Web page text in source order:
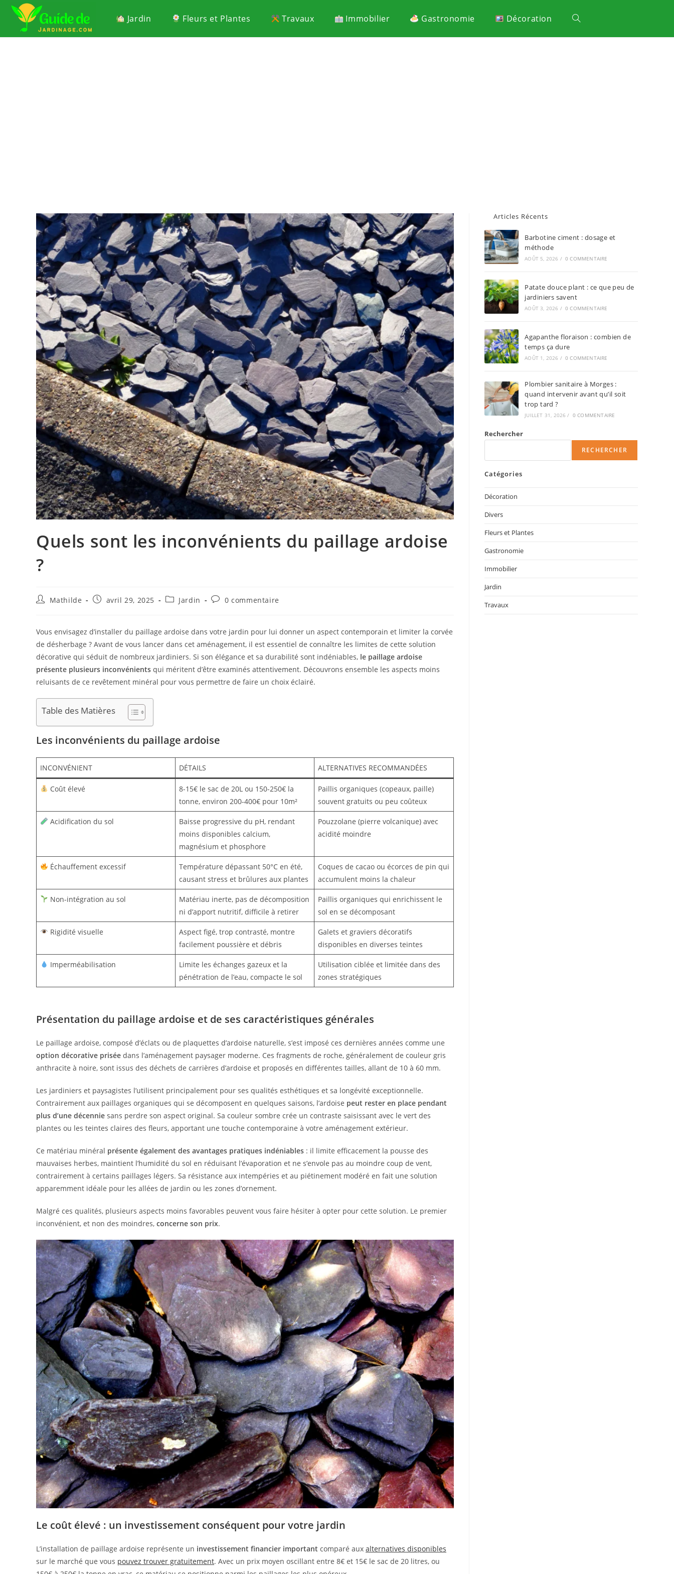
Jardin Fleurs et Plantes Travaux Immobilier Gastronomie Décoration
Quels sont les inconvénients du paillage ardoise
?
Mathilde avril 29, 2025 Jardin 0 commentaire
Vous envisagez d’installer du paillage ardoise dans votre jardin pour lui donner un aspect contemporain et limiter la corvée
de désherbage ? Avant de vous lancer dans cet aménagement, il est essentiel de connaître les limites de cette solution
décorative qui séduit de nombreux jardiniers. Si son élégance et sa durabilité sont indéniables, le paillage ardoise
présente plusieurs inconvénients qui méritent d’être examinés attentivement. Découvrons ensemble les aspects moins
reluisants de ce revêtement minéral pour vous permettre de faire un choix éclairé.
Table des Matières
Les inconvénients du paillage ardoise
INCONVÉNIENT DÉTAILS ALTERNATIVES RECOMMANDÉES
Coût élevé
8-15€ le sac de 20L ou 150-250€ la
tonne, environ 200-400€ pour 10m²
Paillis organiques (copeaux, paille)
souvent gratuits ou peu coûteux
Acidification du sol
Baisse progressive du pH, rendant
moins disponibles calcium,
magnésium et phosphore
Pouzzolane (pierre volcanique) avec
acidité moindre
Échauffement excessif
Température dépassant 50°C en été,
causant stress et brûlures aux plantes
Coques de cacao ou écorces de pin qui
accumulent moins la chaleur
Non-intégration au sol
Matériau inerte, pas de décomposition
ni d’apport nutritif, difficile à retirer
Paillis organiques qui enrichissent le
sol en se décomposant
Rigidité visuelle
Aspect figé, trop contrasté, montre
facilement poussière et débris
Galets et graviers décoratifs
disponibles en diverses teintes
Imperméabilisation
Limite les échanges gazeux et la
pénétration de l’eau, compacte le sol
Utilisation ciblée et limitée dans des
zones stratégiques
Présentation du paillage ardoise et de ses caractéristiques générales
Le paillage ardoise, composé d’éclats ou de plaquettes d’ardoise naturelle, s’est imposé ces dernières années comme une
option décorative prisée dans l’aménagement paysager moderne. Ces fragments de roche, généralement de couleur gris
anthracite à noire, sont issus des déchets de carrières d’ardoise et proposés en différentes tailles, allant de 10 à 60 mm.
Les jardiniers et paysagistes l’utilisent principalement pour ses qualités esthétiques et sa longévité exceptionnelle.
Contrairement aux paillages organiques qui se décomposent en quelques saisons, l’ardoise peut rester en place pendant
plus d’une décennie sans perdre son aspect original. Sa couleur sombre crée un contraste saisissant avec le vert des
plantes ou les teintes claires des fleurs, apportant une touche contemporaine à votre aménagement extérieur.
Ce matériau minéral présente également des avantages pratiques indéniables : il limite efficacement la pousse des
mauvaises herbes, maintient l’humidité du sol en réduisant l’évaporation et ne s’envole pas au moindre coup de vent,
contrairement à certains paillages légers. Sa résistance aux intempéries et au piétinement modéré en fait une solution
apparemment idéale pour les allées de jardin ou les zones d’ornement.
Malgré ces qualités, plusieurs aspects moins favorables peuvent vous faire hésiter à opter pour cette solution. Le premier
inconvénient, et non des moindres, concerne son prix.
Le coût élevé : un investissement conséquent pour votre jardin
L’installation de paillage ardoise représente un investissement financier important comparé aux alternatives disponibles
sur le marché que vous pouvez trouver gratuitement. Avec un prix moyen oscillant entre 8€ et 15€ le sac de 20 litres, ou
Articles Récents
Barbotine ciment : dosage et
méthode
AOÛT 5, 2026 / 0 COMMENTAIRE
Patate douce plant : ce que peu de
jardiniers savent
AOÛT 3, 2026 / 0 COMMENTAIRE
Agapanthe floraison : combien de
temps ça dure
AOÛT 1, 2026 / 0 COMMENTAIRE
Plombier sanitaire à Morges :
quand intervenir avant qu’il soit
trop tard ?
JUILLET 31, 2026 / 0 COMMENTAIRE
Rechercher
RECHERCHER
Catégories
Décoration
Divers
Fleurs et Plantes
Gastronomie
Immobilier
Jardin
Travaux